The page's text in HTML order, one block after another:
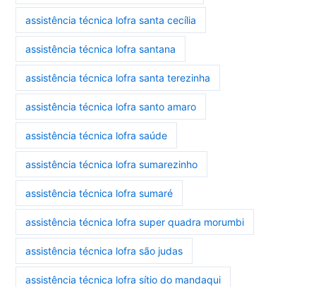
assistência técnica lofra santa cecília
assistência técnica lofra santana
assistência técnica lofra santa terezinha
assistência técnica lofra santo amaro
assistência técnica lofra saúde
assistência técnica lofra sumarezinho
assistência técnica lofra sumaré
assistência técnica lofra super quadra morumbi
assistência técnica lofra são judas
assistência técnica lofra sítio do mandaqui